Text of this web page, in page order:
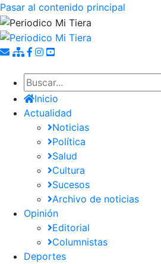
Pasar al contenido principal
Inicio
Actualidad
Noticias
Política
Salud
Cultura
Sucesos
Archivo de noticias
Opinión
Editorial
Columnistas
Deportes